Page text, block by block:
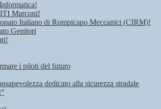
Marconi!
Italiano di Rompicapo Meccanici (CIRM)!
Genitori
i piloti del futuro
dedicato alla sicurezza stradale